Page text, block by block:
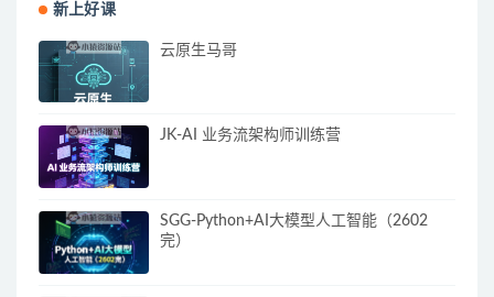
新上好课
云原生马哥
JK-AI 业务流架构师训练营
SGG-Python+AI大模型人工智能（2602
完）